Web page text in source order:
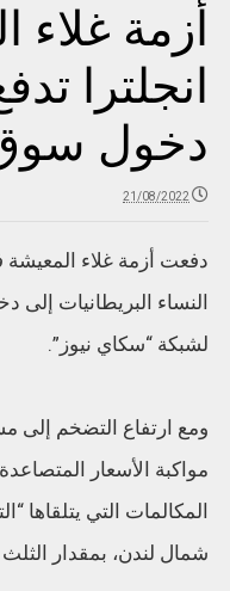
أزمة
انجلترا
دخول سوق
21/08/2022
دفعت أزمة غلاء المعيشة
النساء البريطانيات
لشبكة “سكاي نيوز”.
ومع ارتفاع التضخم
مواكبة الأسعار
المكالمات التي يتلقاها
شمال لندن، بمقدار